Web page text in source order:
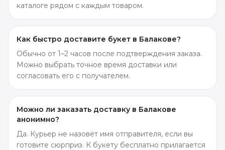
каталоге рядом с каждым товаром.
Как быстро доставите букет в Балакове?
Обычно от 1–2 часов после подтверждения заказа.
Можно выбрать точное время доставки или
согласовать его с получателем.
Можно ли заказать доставку в Балакове
анонимно?
Да. Курьер не назовёт имя отправителя, если вы
готовите сюрприз. К букету бесплатно прилагается